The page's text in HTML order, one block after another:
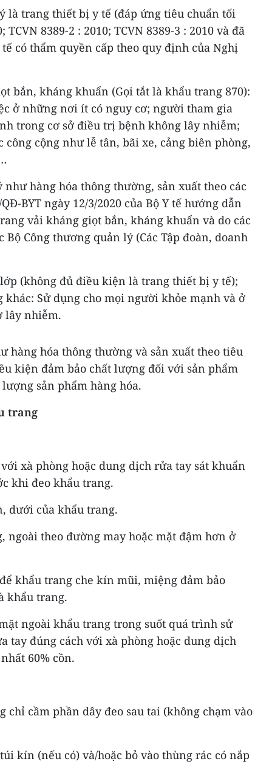
là trang thiết bị y tế (đáp ứng tiêu chuẩn tối
TCVN 8389-2 : 2010; TCVN 8389-3 : 2010 và đã
có thẩm quyền cấp theo quy định của Nghị
bắn, kháng khuẩn (Gọi tắt là khẩu trang 870):
ở những nơi ít có nguy cơ; người tham gia
trong cơ sở điều trị bệnh không lây nhiễm;
cộng như lễ tân, bãi xe, cảng biên phòng,
hàng hóa thông thường, sản xuất theo các
BYT ngày 12/3/2020 của Bộ Y tế hướng dẫn
vải kháng giọt bắn, kháng khuẩn và do các
Công thương quản lý (Các Tập đoàn, doanh
(không đủ điều kiện là trang thiết bị y tế);
Sử dụng cho mọi người khỏe mạnh và ở
lây nhiễm.
hàng hóa thông thường và sản xuất theo tiêu
kiện đảm bảo chất lượng đối với sản phẩm
sản phẩm hàng hóa.
trang
xà phòng hoặc dung dịch rửa tay sát khuẩn
khi đeo khẩu trang.
dưới của khẩu trang.
ngoài theo đường may hoặc mặt đậm hơn ở
khẩu trang che kín mũi, miệng đảm bảo
khẩu trang.
ngoài khẩu trang trong suốt quá trình sử
tay đúng cách với xà phòng hoặc dung dịch
60% cồn.
chỉ cầm phần dây đeo sau tai (không chạm vào
kín (nếu có) và/hoặc bỏ vào thùng rác có nắp